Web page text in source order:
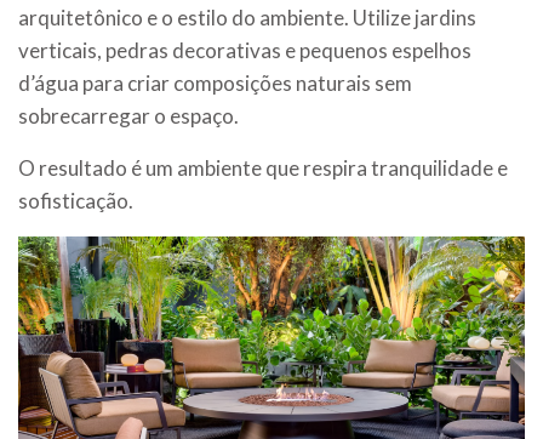
arquitetônico e o estilo do ambiente. Utilize jardins
verticais, pedras decorativas e pequenos espelhos
d’água para criar composições naturais sem
sobrecarregar o espaço.
O resultado é um ambiente que respira tranquilidade e
sofisticação.